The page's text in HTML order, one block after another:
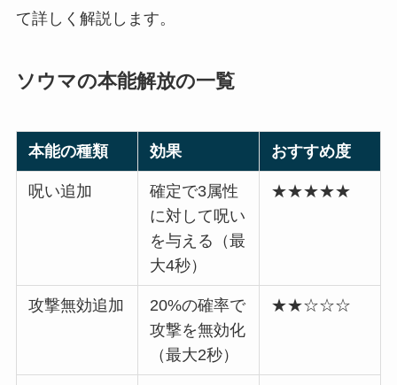
て詳しく解説します。
ソウマの本能解放の一覧
本能の種類 効果 おすすめ度
呪い追加
確定で3属性
に対して呪い
を与える（最
大4秒）
★★★★★
攻撃無効追加
20%の確率で
攻撃を無効化
（最大2秒）
★★☆☆☆